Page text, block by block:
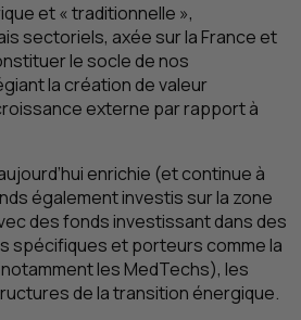
et « traditionnelle »,
sectoriels, axée sur la France et
le socle de nos
la création de valeur
externe par rapport à
enrichie (et continue à
également investis sur la zone
des fonds investissant dans des
spécifiques et porteurs comme la
les MedTechs), les
de la transition énergique.